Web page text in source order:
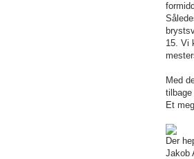
15. Vi
Med
tilbage
Et
Der
Jakob